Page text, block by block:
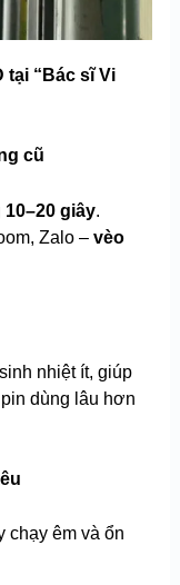
tại “Bác sĩ Vi
cũ
10–20 giây.
Zalo – vèo
nhiệt ít, giúp
dùng lâu hơn
chạy êm và ổn